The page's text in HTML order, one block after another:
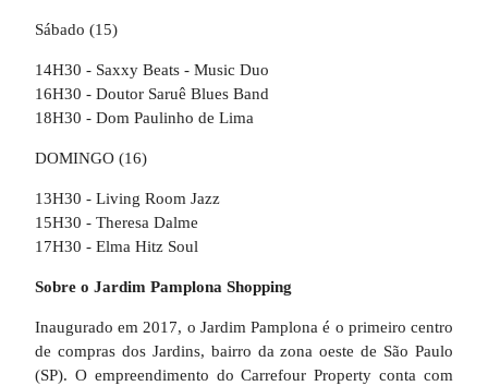
Sábado (15)
14H30 - Saxxy Beats - Music Duo
16H30 - Doutor Saruê Blues Band
18H30 - Dom Paulinho de Lima
DOMINGO (16)
13H30 - Living Room Jazz
15H30 - Theresa Dalme
17H30 - Elma Hitz Soul
Sobre o Jardim Pamplona Shopping
Inaugurado em 2017, o Jardim Pamplona é o primeiro centro
de compras dos Jardins, bairro da zona oeste de São Paulo
(SP). O empreendimento do Carrefour Property conta com